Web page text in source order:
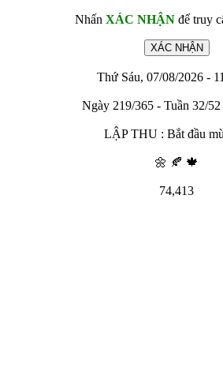
Nhấn XÁC NHẬNđể truy
Thứ Sáu, 07/08/2026 -
Ngày 219/365 - Tuần 32/
LẬP THU : Bắt đầu
🌼 🍂 🍁
74,413